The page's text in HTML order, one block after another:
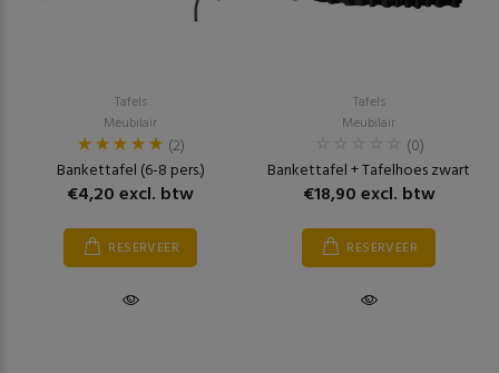
Tafels
Meubilair
(2)
Bankettafel (6-8 pers.)
€4,20 excl. btw
RESERVEER
Tafels
Meubilair
(0)
Bankettafel + Tafelhoes zwart
€18,90 excl. btw
RESERVEER